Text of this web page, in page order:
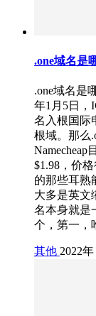
.one域名是
.one域名是
年1月5日，
名入根国际
根域。那么
$1.98，价
的那些耳熟
大多是英文
名本身就是
个，第一
其他 2022年